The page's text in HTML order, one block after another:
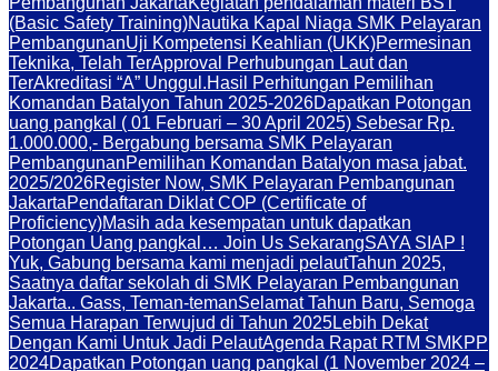
(Basic Safety Training)Nautika Kapal Niaga SMK Pelayaran
PembangunanUji Kompetensi Keahlian (UKK)Permesinan
Teknika, Telah TerApproval Perhubungan Laut dan
TerAkreditasi “A” Unggul.Hasil Perhitungan Pemilihan
Komandan Batalyon Tahun 2025-2026Dapatkan Potongan
uang pangkal ( 01 Februari – 30 April 2025) Sebesar Rp.
1.000.000,- Bergabung bersama SMK Pelayaran
PembangunanPemilihan Komandan Batalyon masa jabat.
2025/2026Register Now, SMK Pelayaran Pembangunan
JakartaPendaftaran Diklat COP (Certificate of
Proficiency)Masih ada kesempatan untuk dapatkan
Potongan Uang pangkal… Join Us SekarangSAYA SIAP !
Yuk, Gabung bersama kami menjadi pelautTahun 2025,
Saatnya daftar sekolah di SMK Pelayaran Pembangunan
Jakarta.. Gass, Teman-temanSelamat Tahun Baru, Semoga
Semua Harapan Terwujud di Tahun 2025Lebih Dekat
Dengan Kami Untuk Jadi PelautAgenda Rapat RTM SMKPP
2024Dapatkan Potongan uang pangkal (1 November 2024 –